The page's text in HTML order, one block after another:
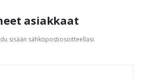
asiakkaat
sisään sähköpostiosoitteellasi.